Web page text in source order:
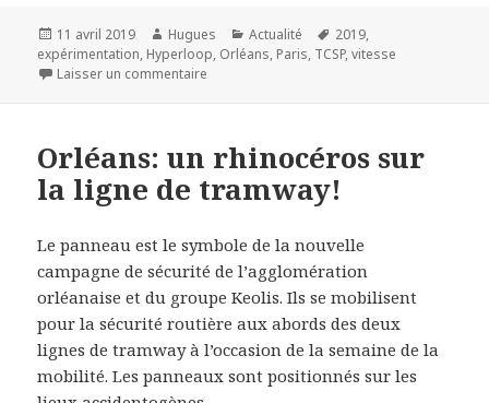
Publié
le
11 avril 2019 Auteur
Hugues Catégories
Actualité
Mots-
clés
2019,
expérimentation, Hyperloop, Orléans, Paris, TCSP,vitesse
Laisser un commentaire
Orléans: un rhinocéros sur
la ligne de tramway!
Le panneau est le symbole de la nouvelle
campagne de sécurité de l’agglomération
orléanaise et du groupe Keolis. Ils se mobilisent
pour la sécurité routière aux abords des deux
lignes de tramway à l’occasion de la semaine de la
mobilité. Les panneaux sont positionnés sur les